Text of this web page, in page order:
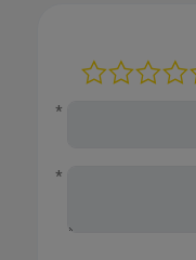
*
*